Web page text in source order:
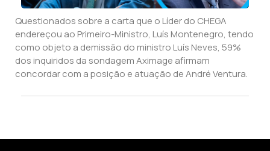
Questionados sobre a carta que o Líder do CHEGA
endereçou ao Primeiro-Ministro, Luís Montenegro, tendo
como objeto a demissão do ministro Luís Neves, 59%
dos inquiridos da sondagem Aximage afirmam
concordar com a posição e atuação de André Ventura.